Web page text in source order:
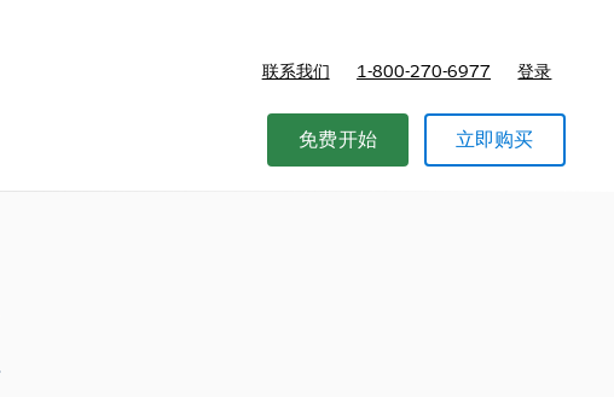
联系我们 1-800-270-6977 登录
免费开始 立即购买